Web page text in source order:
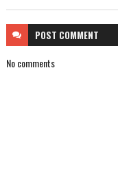
POST COMMENT
No comments